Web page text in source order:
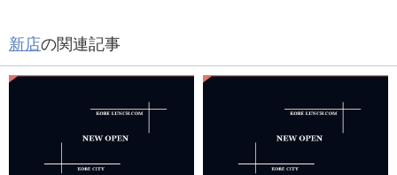
新店の関連記事